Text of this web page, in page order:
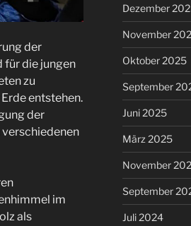
der
für die jungen
zu
entstehen.
der
verschiedenen
im
als
Dezember
November
Oktober 2025
September
Juni 2025
März 2025
November
September
Juli 2024